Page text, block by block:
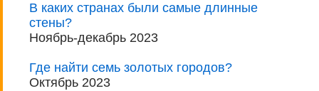
В каких странах были самые длинные
стены?
Ноябрь-декабрь 2023
Где найти семь золотых городов?
Октябрь 2023